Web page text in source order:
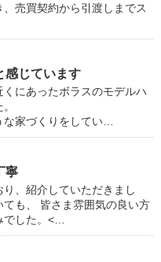
売買契約から引渡しまでス
感じています
にあったボラスのモデルハ
家づくりをしてい…
寧
、紹介していただきまし
も、 皆さま雰囲気の良い方
した。<…